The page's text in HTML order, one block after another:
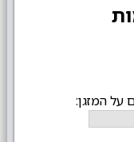
על המזגן: